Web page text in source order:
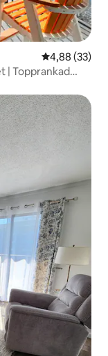
4,88 av 5 i
4,88 (33)
| Topprankad